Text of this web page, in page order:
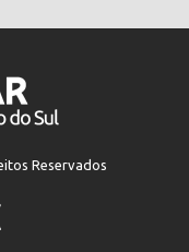
Reservados